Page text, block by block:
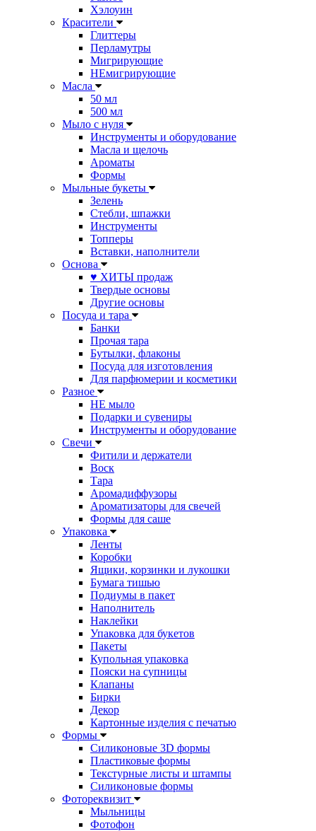
Хэлоуин
Красители
Глиттеры
Перламутры
Мигрирующие
НЕмигрирующие
Масла
50 мл
500 мл
Мыло с нуля
Инструменты и оборудование
Масла и щелочь
Ароматы
Формы
Мыльные букеты
Зелень
Стебли, шпажки
Инструменты
Топперы
Вставки, наполнители
Основа
♥ ХИТЫ продаж
Твердые основы
Другие основы
Посуда и тара
Банки
Прочая тара
Бутылки, флаконы
Посуда для изготовления
Для парфюмерии и косметики
Разное
НЕ мыло
Подарки и сувениры
Инструменты и оборудование
Свечи
Фитили и держатели
Воск
Тара
Аромадиффузоры
Ароматизаторы для свечей
Формы для саше
Упаковка
Ленты
Коробки
Ящики, корзинки и лукошки
Бумага тишью
Подиумы в пакет
Наполнитель
Наклейки
Упаковка для букетов
Пакеты
Купольная упаковка
Пояски на супницы
Клапаны
Бирки
Декор
Картонные изделия с печатью
Формы
Силиконовые 3D формы
Пластиковые формы
Текстурные листы и штампы
Силиконовые формы
Фотореквизит
Мыльницы
Фотофон